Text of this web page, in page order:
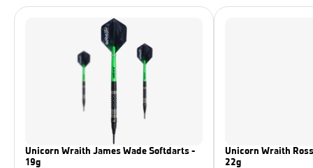
Unicorn Wraith James Wade Softdarts -
19g
Unicorn Wraith
22g